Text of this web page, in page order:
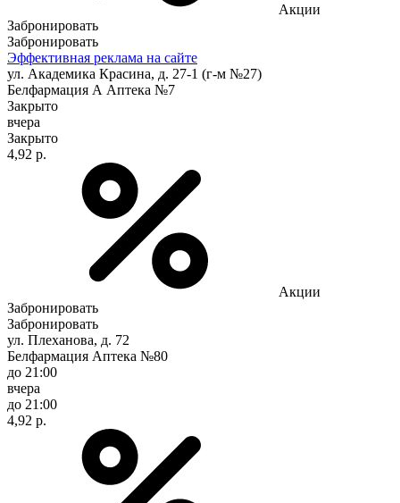
Акции
Забронировать
Забронировать
Эффективная реклама на сайте
ул. Академика Красина, д. 27-1 (г-м №27)
Белфармация А Аптека №7
Закрыто
вчера
Закрыто
4,92 р.
Акции
Забронировать
Забронировать
ул. Плеханова, д. 72
Белфармация Аптека №80
до 21:00
вчера
до 21:00
4,92 р.